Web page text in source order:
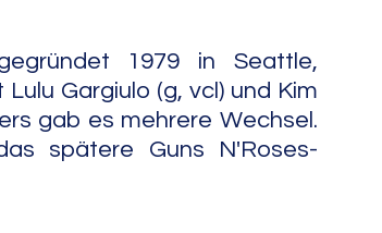
Alternative Rock
Indie Pop Pop
1979 in Seattle,
Gargiulo (g, vcl) und Kim
gab es mehrere Wechsel.
spätere Guns N'Roses-